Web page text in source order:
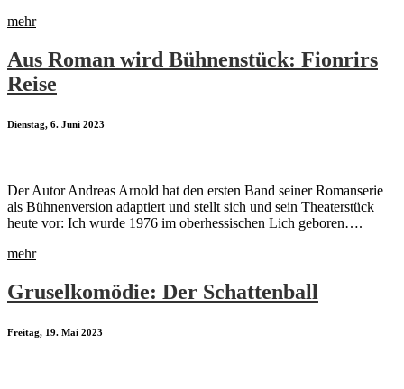
mehr
Aus Roman wird Bühnenstück: Fionrirs
Reise
Dienstag, 6. Juni 2023
Der Autor Andreas Arnold hat den ersten Band seiner Romanserie
als Bühnenversion adaptiert und stellt sich und sein Theaterstück
heute vor: Ich wurde 1976 im oberhessischen Lich geboren….
mehr
Gruselkomödie: Der Schattenball
Freitag, 19. Mai 2023